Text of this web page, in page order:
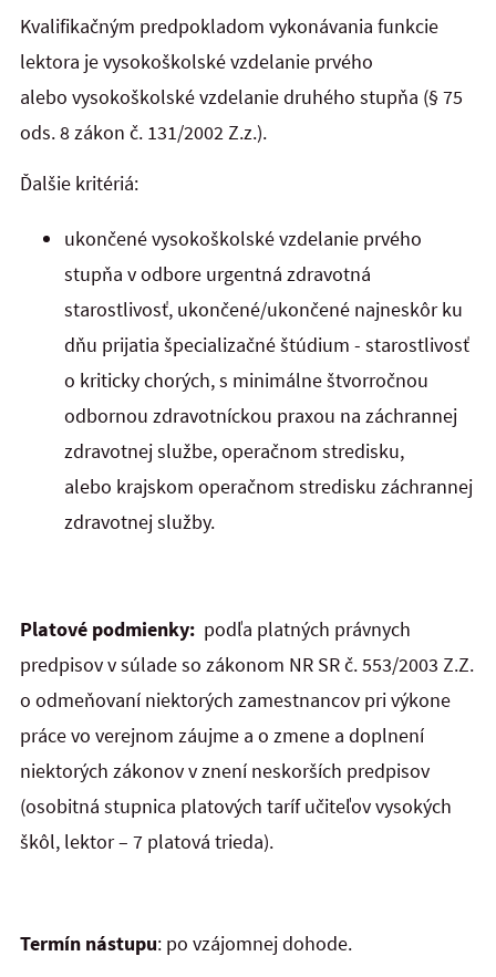
Kvalifikačným predpokladom vykonávania funkcie
lektora je vysokoškolské vzdelanie prvého
alebo vysokoškolské vzdelanie druhého stupňa (§ 75
ods. 8 zákon č. 131/2002 Z.z.).
Ďalšie kritériá:
ukončené vysokoškolské vzdelanie prvého
stupňa v odbore urgentná zdravotná
starostlivosť, ukončené/ukončené najneskôr ku
dňu prijatia špecializačné štúdium - starostlivosť
o kriticky chorých, s minimálne štvorročnou
odbornou zdravotníckou praxou na záchrannej
zdravotnej službe, operačnom stredisku,
alebo krajskom operačnom stredisku záchrannej
zdravotnej služby.
Platové podmienky: podľa platných právnych
predpisov v súlade so zákonom NR SR č. 553/2003 Z.Z.
o odmeňovaní niektorých zamestnancov pri výkone
práce vo verejnom záujme a o zmene a doplnení
niektorých zákonov v znení neskorších predpisov
(osobitná stupnica platových taríf učiteľov vysokých
škôl, lektor – 7 platová trieda).
Termín nástupu: po vzájomnej dohode.